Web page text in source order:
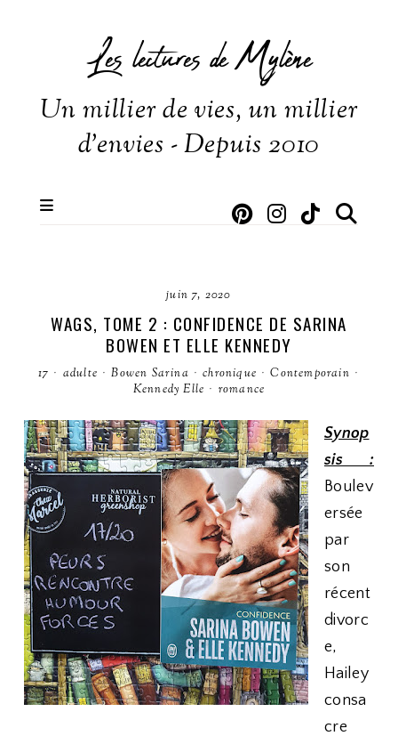
Les lectures de Mylène
Un millier de vies, un millier
d'envies - Depuis 2010
juin 7, 2020
WAGS, TOME 2 : CONFIDENCE DE SARINA
BOWEN ET ELLE KENNEDY
17 · adulte · Bowen Sarina · chronique · Contemporain ·
Kennedy Elle · romance
Synop
sis :
Boulev
ersée
par
son
récent
divorc
e,
Hailey
consa
cre